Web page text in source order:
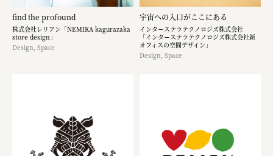
find the profound
株式会社レリアン「NEMIKA kagurazaka
store design」
Design, Space
宇宙への入口がここにある
インターステラテクノロジズ株式会社
「インターステラテクノロジズ株式会社新
オフィスの空間デザイン」
Design, Space